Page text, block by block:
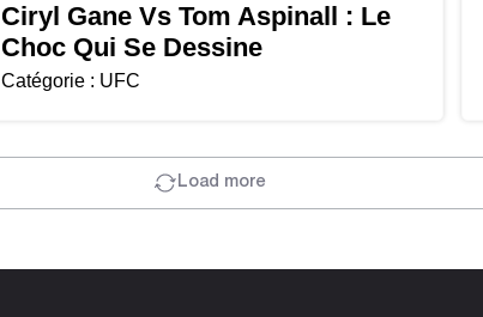
Ciryl Gane Vs Tom Aspinall : Le
Choc Qui Se Dessine
Catégorie : UFC
Load more